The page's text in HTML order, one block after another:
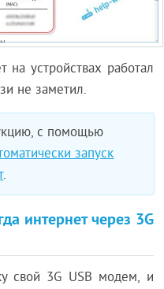
на устройствах работал
не заметил.
с помощью
запуск
.
интернет через 3G
свой 3G USB модем, и